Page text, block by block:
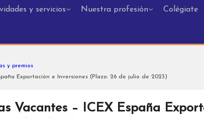
y servicios Nuestra profesión Colégiate
y premios
Exportación e Inversiones (Plazo: 26 de julio de 2023)
Vacantes – ICEX España